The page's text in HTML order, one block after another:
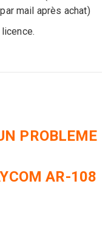
mail après achat)
PROBLEME
AR-108